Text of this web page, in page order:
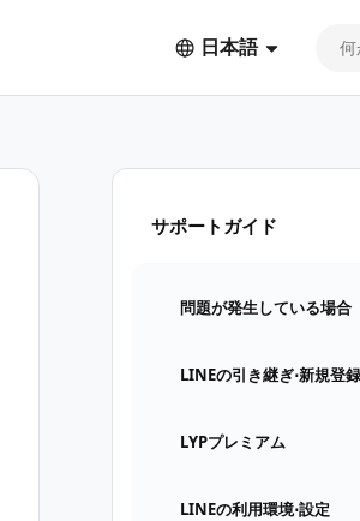
日本語
サポートガイド
問題が発生している場合
LINEの引き継ぎ⋅新規登録
LYPプレミアム
LINEの利用環境⋅設定